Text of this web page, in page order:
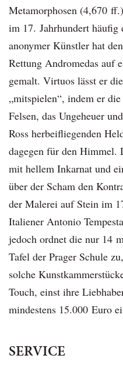
Metamorphosen (4,670
im 17. Jahrhundert
anonymer Künstler hat
Rettung Andromedas auf
gemalt. Virtuos lässt er
„mitspielen“, indem er
Felsen, das Ungeheuer
Ross herbeifliegenden
dagegen für den Himmel.
mit hellem Inkarnat und
über der Scham den
der Malerei auf Stein im
Italiener Antonio
jedoch ordnet die nur 14
Tafel der Prager Schule
solche
Touch, einst ihre
mindestens 15.000 Euro
SERVICE